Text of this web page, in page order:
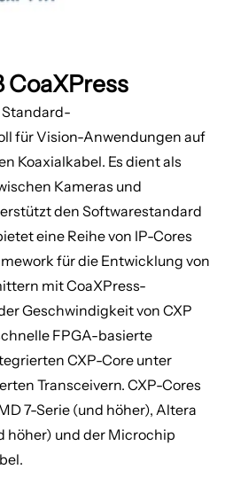
CoaXPress
Standard-
für Vision-Anwendungen auf
Koaxialkabel. Es dient als
Kameras und
den Softwarestandard
eine Reihe von IP-Cores
für die Entwicklung von
mit CoaXPress-
Geschwindigkeit von CXP
FPGA-basierte
CXP-Core unter
Transceivern. CXP-Cores
7-Serie (und höher), Altera
höher) und der Microchip